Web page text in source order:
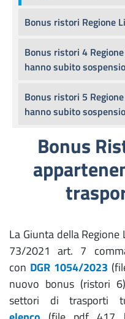
Bonus
La Giunta della
73/2021 art. 7
con DGR 1054/2023
nuovo bonus (ristori
settori di trasporti
Bonus ristori Regione
Bonus ristori 4
hanno subito
Bonus ristori 5
hanno subito